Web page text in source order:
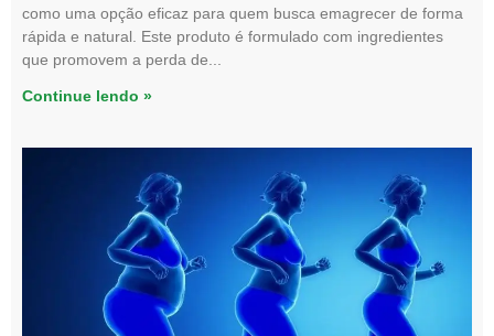
como uma opção eficaz para quem busca emagrecer de forma
rápida e natural. Este produto é formulado com ingredientes
que promovem a perda de
Continue lendo »